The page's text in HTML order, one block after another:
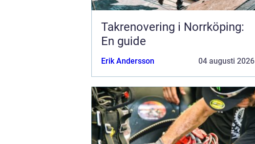
Takrenovering i Norrköping:
En guide
Erik Andersson 04 augusti 2026